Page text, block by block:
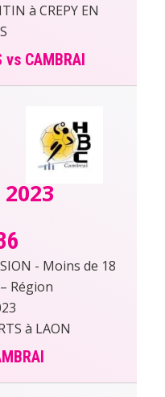
à CREPY EN
vs CAMBRAI
- Moins de 18
Région
à LAON